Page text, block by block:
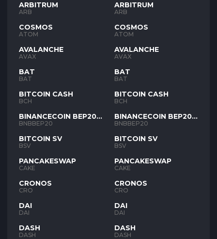
ARBITRUM
ARB
COSMOS
ATOM
AVALANCHE
AVAX
BAT
BAT
BITCOIN CASH
BCH
BINANCECOIN BEP20
BNB
BNBBEP20
BITCOIN SV
BSV
PANCAKESWAP
CAKE
CRONOS
CRO
DAI
DAI
DASH
DASH
ARBITRUM
ARB
COSMOS
ATOM
AVALANCHE
AVAX
BAT
BAT
BITCOIN CASH
BCH
BINANCECOIN BEP20
BNB
BNBBEP20
BITCOIN SV
BSV
PANCAKESWAP
CAKE
CRONOS
CRO
DAI
DAI
DASH
DASH